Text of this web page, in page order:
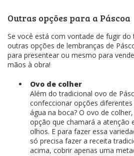
Outras opções para a Páscoa
Se você está com vontade de fugir do
outras opções de lembranças de
para presentear ou mesmo para
mãos à obra!
Ovo de colher
Além do tradicional ovo de
confeccionar opções
água na boca? O ovo de
opção que chamará a atenção
olhos. E para fazer essa
só precisa fazer a receita
acima, cobrir apenas uma